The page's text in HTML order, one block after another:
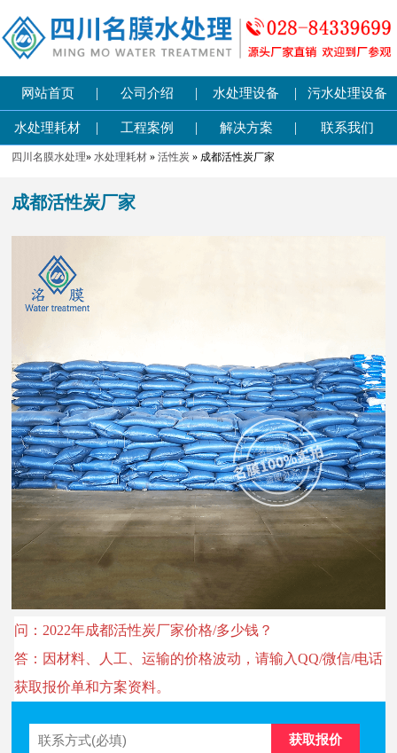
网站首页 | 公司介绍 | 水处理设备 | 污水处理设备
水处理耗材 | 工程案例 | 解决方案 | 联系我们
四川名膜水处理»水处理耗材 »活性炭 » 成都活性炭厂家
成都活性炭厂家
问：2022年成都活性炭厂家价格/多少钱？
答：因材料、人工、运输的价格波动，请输入QQ/微信/电话
获取报价单和方案资料。